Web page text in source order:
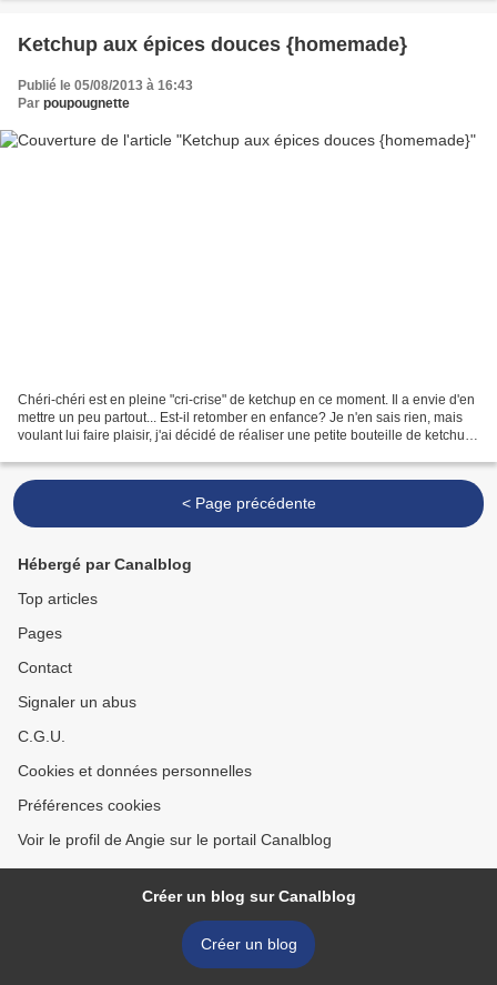
Ketchup aux épices douces {homemade}
Publié le 05/08/2013 à 16:43
Par poupougnette
Chéri-chéri est en pleine "cri-crise" de ketchup en ce moment. Il a envie d'en
mettre un peu partout... Est-il retomber en enfance? Je n'en sais rien, mais
voulant lui faire plaisir, j'ai décidé de réaliser une petite bouteille de ketchup
< Page précédente
Hébergé par Canalblog
Top articles
Pages
Contact
Signaler un abus
C.G.U.
Cookies et données personnelles
Préférences cookies
Voir le profil de Angie sur le portail Canalblog
Créer un blog sur Canalblog
Créer un blog